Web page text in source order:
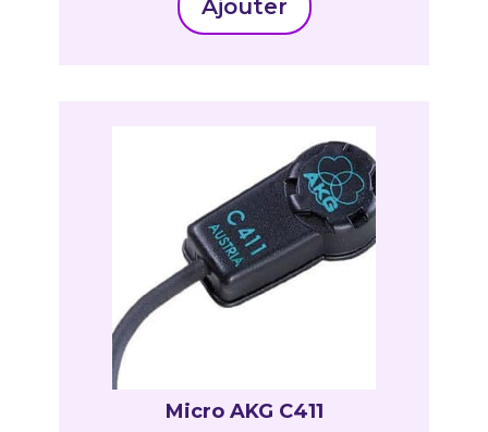
Ajouter
Micro AKG C411